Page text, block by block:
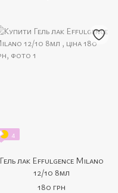
4
Гель лак Effulgence Milano
12/10 8мл
180 грн